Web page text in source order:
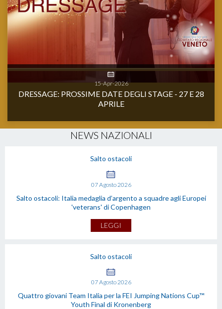
15-Apr-2026
DRESSAGE: PROSSIME DATE DEGLI STAGE - 27 E 28
APRILE
NEWS NAZIONALI
Salto ostacoli
07Agosto 2026
Salto ostacoli: Italia medaglia d’argento a squadre agli Europei
'veterans' di Copenhagen
LEGGI
Salto ostacoli
07Agosto 2026
Quattro giovani Team Italia per la FEI Jumping Nations Cup™
Youth Final di Kronenberg